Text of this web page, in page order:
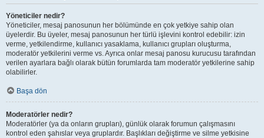
Yöneticiler nedir?
Yöneticiler, mesaj panosunun her bölümünde en çok yetkiye sahip olan
üyelerdir. Bu üyeler, mesaj panosunun her türlü işlevini kontrol edebilir: izin
verme, yetkilendirme, kullanıcı yasaklama, kullanıcı grupları oluşturma,
moderatör yetkilerini verme vs. Ayrıca onlar mesaj panosu kurucusu tarafından
verilen ayarlara bağlı olarak bütün forumlarda tam moderatör yetkilerine sahip
olabilirler.
Başa dön
Moderatörler nedir?
Moderatörler (ya da onların grupları), günlük olarak forumun çalışmasını
kontrol eden şahıslar veya gruplardır. Başlıkları değiştirme ve silme yetkisine